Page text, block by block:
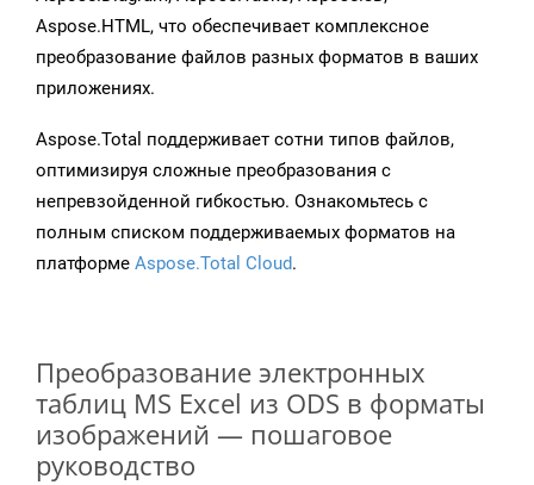
Aspose.HTML, что обеспечивает комплексное
преобразование файлов разных форматов в ваших
приложениях.
Aspose.Total поддерживает сотни типов файлов,
оптимизируя сложные преобразования с
непревзойденной гибкостью. Ознакомьтесь с
полным списком поддерживаемых форматов на
платформе Aspose.Total Cloud.
Преобразование электронных
таблиц MS Excel из ODS в форматы
изображений — пошаговое
руководство